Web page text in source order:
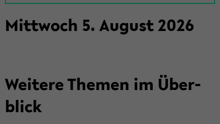
Mitt­woch 5. Au­gust2026
Wei­te­re The­men im Über­
blick